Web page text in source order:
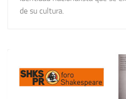
de su cultura.